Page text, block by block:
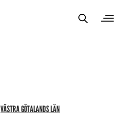
VÄSTRA GÖTALANDS LÄN